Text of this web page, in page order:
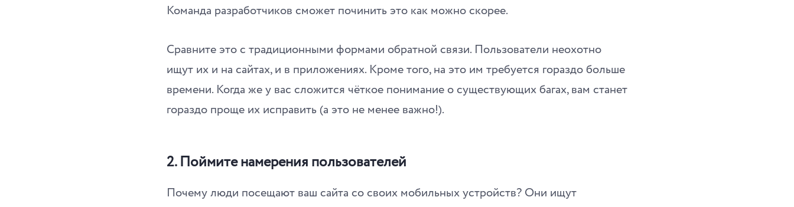
Команда разработчиков сможет починить это как можно скорее.
Сравните это с традиционными формами обратной связи. Пользователи неохотно
ищут их и на сайтах, и в приложениях. Кроме того, на это им требуется гораздо больше
времени. Когда же у вас сложится чёткое понимание о существующих багах, вам станет
гораздо проще их исправить (а это не менее важно!).
2. Поймите намерения пользователей
Почему люди посещают ваш сайта со своих мобильных устройств? Они ищут